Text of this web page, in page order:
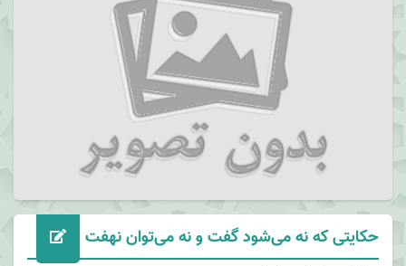
حکایتى که نه می‌شود گفت و نه می‌توان نهفت